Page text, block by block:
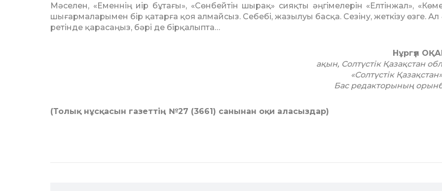
Мәселен, «Еменнің иір бұтағы», «Сөн­бейтін шырақ» сияқты әңгімелерін «Елтінжал»,
шығармаларымен бір қатарға қоя алмайсыз. Себебі, жазылуы басқа. Сезіну, жеткізу өзге. Ал
ретінде қарасаңыз, бәрі де бірқалыпта…
Нұргүл
ақын, Солтүстік Қазақстан
«Солтүстік
Бас редакторының
(Толық нұсқасын газеттің №27 (3661) санынан оқи аласыздар)